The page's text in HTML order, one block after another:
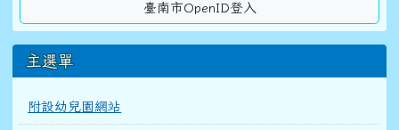
臺南市OpenID登入
主選單
附設幼兒園網站